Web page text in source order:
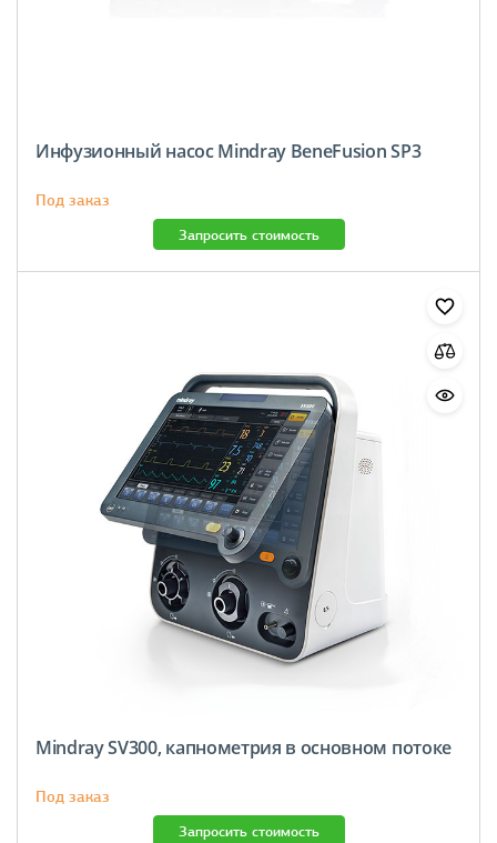
Инфузионный насос Mindray BeneFusion SP3
Под заказ
Запросить стоимость
Mindray SV300, капнометрия в основном потоке
Под заказ
Запросить стоимость